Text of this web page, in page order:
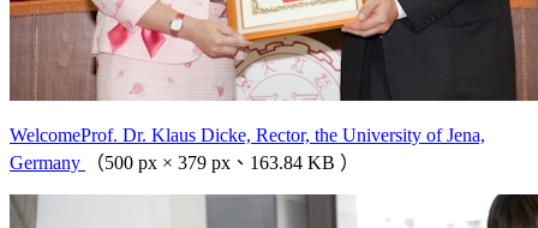
WelcomeProf. Dr. Klaus Dicke, Rector, the University of Jena,
Germany
（500 px × 379 px、163.84 KB ）